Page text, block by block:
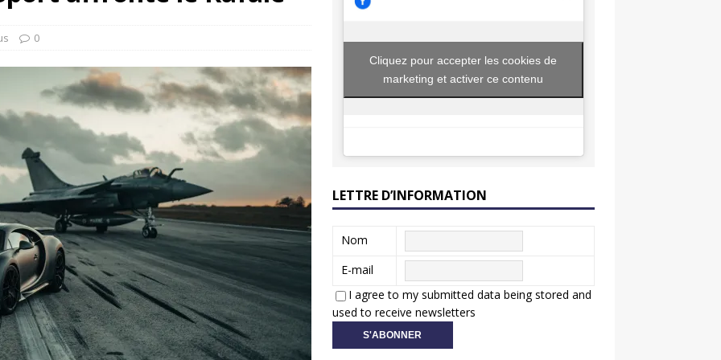
GTi : naissance d’une légende
Honda dévoile un spot publicitaire… confiné!
0
Cliquez pour accepter les cookies de
marketing et activer ce contenu
LETTRE D’INFORMATION
Nom
E-mail
I agree to my submitted data being stored and
used to receive newsletters